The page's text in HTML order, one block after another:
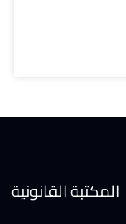
المكتبة القانونية